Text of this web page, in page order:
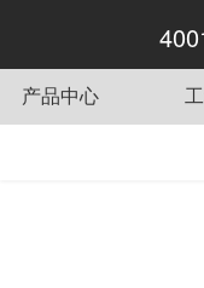
好色APP在线
生视频网站,好
产品中心